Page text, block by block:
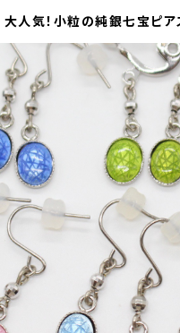
大人気！小粒の純銀七宝ピア
美術研究所